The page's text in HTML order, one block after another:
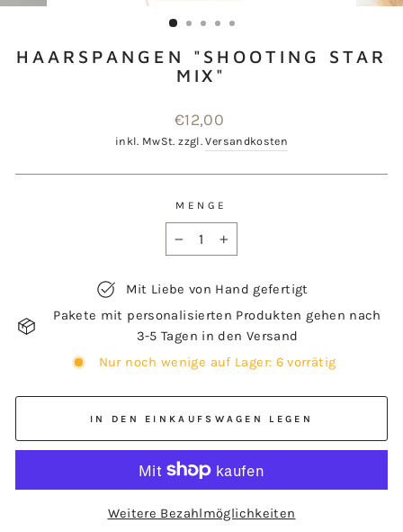
ESC)
HAARSPANGEN "SHOOTING STAR
MIX"
Normaler
Preis
€12,00
inkl. MwSt. zzgl.Versandkosten
MENGE
Mit Liebe von Hand gefertigt
Pakete mit personalisierten Produkten gehen nach
3-5 Tagen in den Versand
Nur noch wenige auf Lager: 6 vorrätig
IN DEN EINKAUFSWAGEN LEGEN
Weitere Bezahlmöglichkeiten